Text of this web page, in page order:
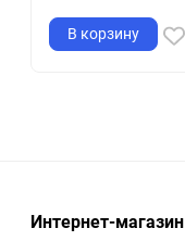
В корзину
Интернет-магазин